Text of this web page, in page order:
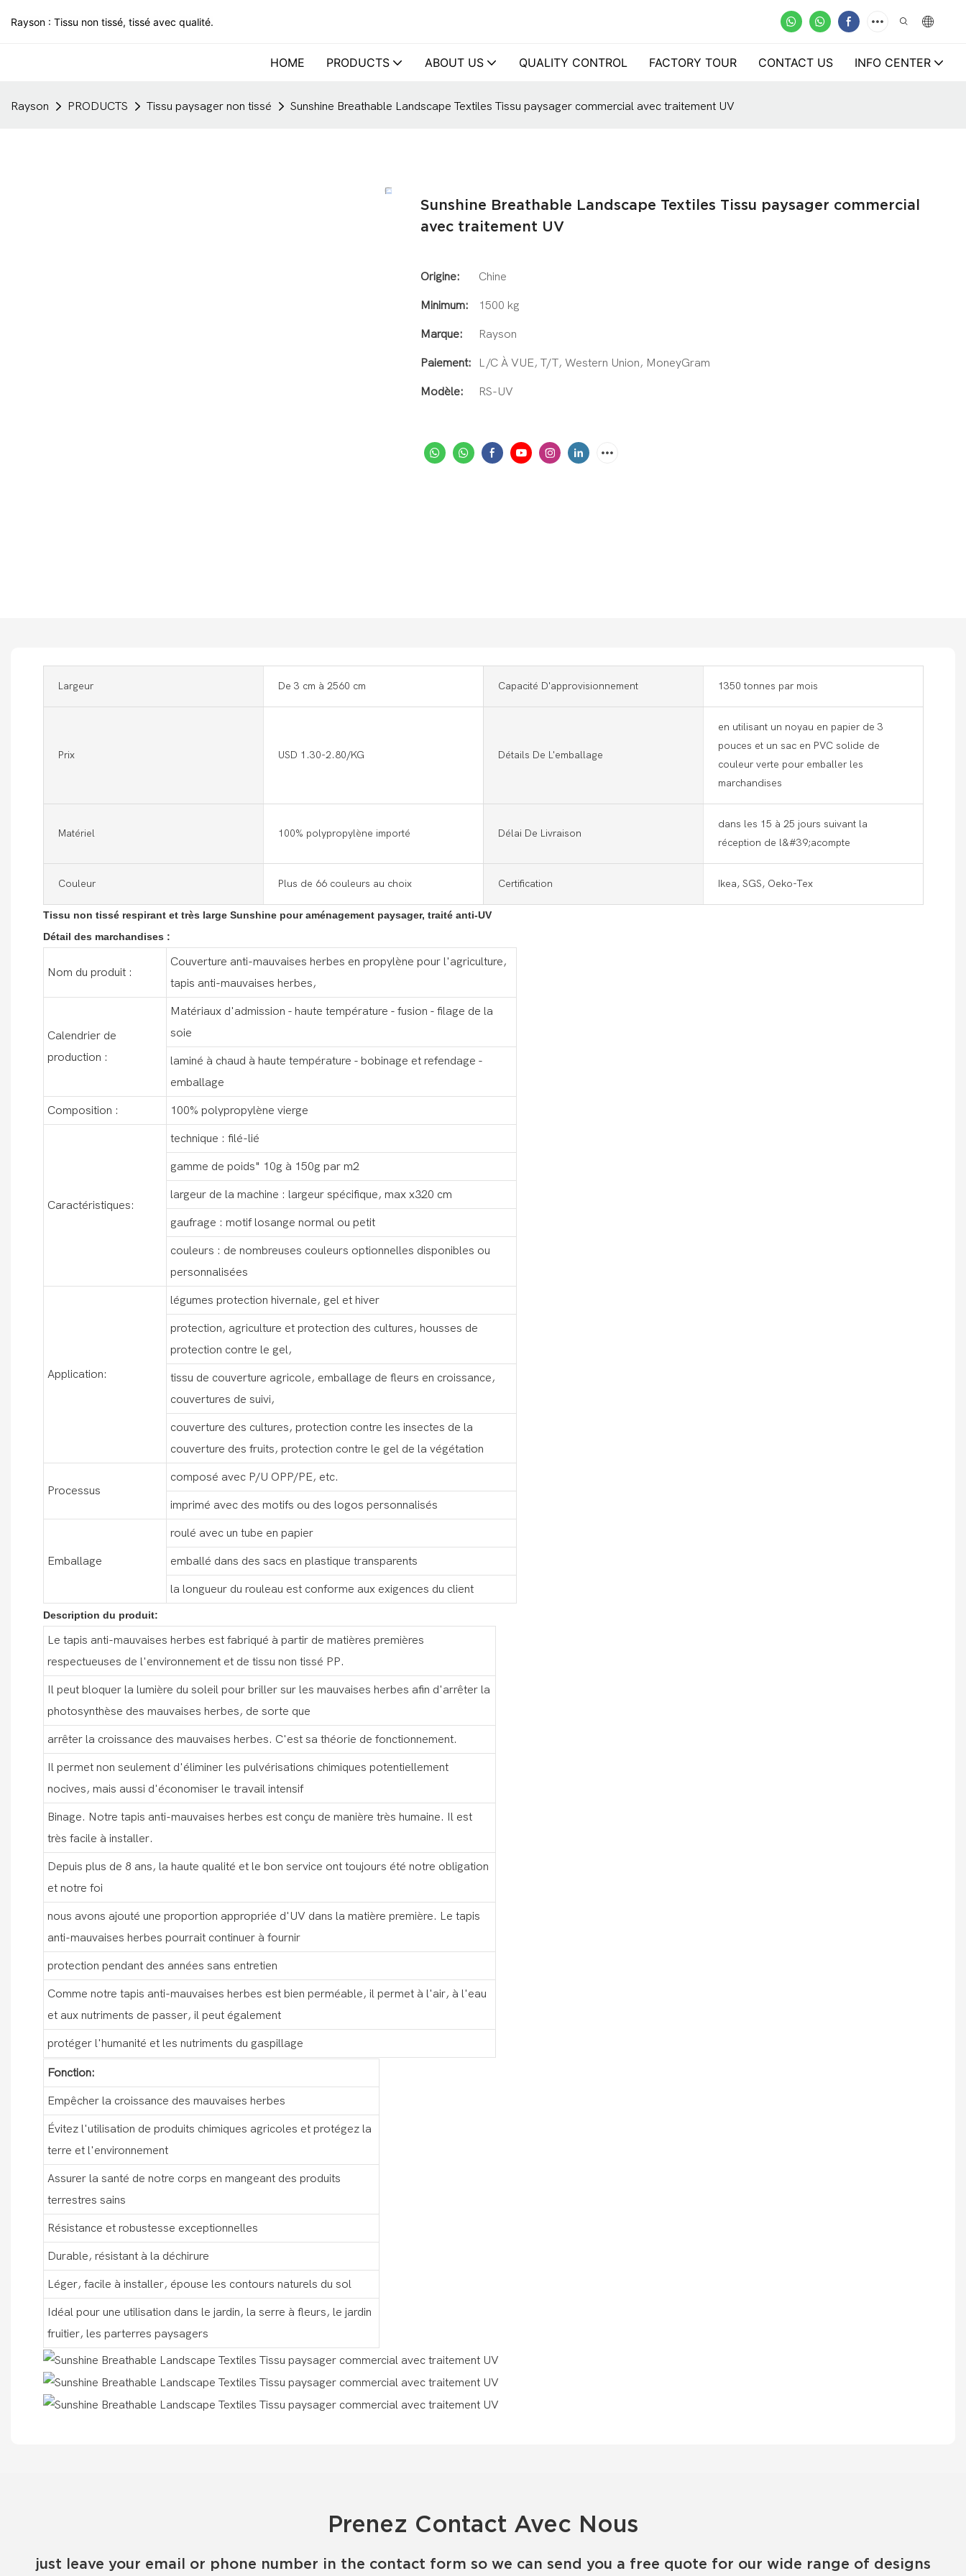
Rayson : Tissu non tissé, tissé avec qualité.
HOME PRODUCTS ABOUT US QUALITY CONTROL FACTORY TOUR CONTACT US INFO CENTER
Rayson PRODUCTS Tissu paysager non tissé Sunshine Breathable Landscape Textiles Tissu paysager commercial avec traitement UV
Sunshine Breathable Landscape Textiles Tissu paysager commercial
avec traitement UV
Origine: Chine
Minimum: 1500 kg
Marque: Rayson
Paiement: L/C À VUE, T/T, Western Union, MoneyGram
Modèle: RS-UV
Largeur De 3 cm à 2560 cm Capacité D'approvisionnement 1350 tonnes par mois
Prix USD 1.30-2.80/KG Détails De L'emballage
en utilisant un noyau en papier de 3
pouces et un sac en PVC solide de
couleur verte pour emballer les
marchandises
Matériel 100% polypropylène importé Délai De Livraison
dans les 15 à 25 jours suivant la
réception de l&#39;acompte
Couleur Plus de 66 couleurs au choix Certification Ikea, SGS, Oeko-Tex
Tissu non tissé respirant et très large Sunshine pour aménagement paysager, traité anti-UV
Détail des marchandises :
Nom du produit :
Couverture anti-mauvaises herbes en propylène pour l'agriculture,
tapis anti-mauvaises herbes,
Calendrier de
production :
Matériaux d'admission - haute température - fusion - filage de la
soie
laminé à chaud à haute température - bobinage et refendage -
emballage
Composition : 100% polypropylène vierge
Caractéristiques:
technique : filé-lié
gamme de poids" 10g à 150g par m2
largeur de la machine : largeur spécifique, max x320 cm
gaufrage : motif losange normal ou petit
couleurs : de nombreuses couleurs optionnelles disponibles ou
personnalisées
Application:
légumes protection hivernale, gel et hiver
protection, agriculture et protection des cultures, housses de
protection contre le gel,
tissu de couverture agricole, emballage de fleurs en croissance,
couvertures de suivi,
couverture des cultures, protection contre les insectes de la
couverture des fruits, protection contre le gel de la végétation
Processus
composé avec P/U OPP/PE, etc.
imprimé avec des motifs ou des logos personnalisés
Emballage
roulé avec un tube en papier
emballé dans des sacs en plastique transparents
la longueur du rouleau est conforme aux exigences du client
Description du produit:
Le tapis anti-mauvaises herbes est fabriqué à partir de matières premières
respectueuses de l'environnement et de tissu non tissé PP.
Il peut bloquer la lumière du soleil pour briller sur les mauvaises herbes afin d'arrêter la
photosynthèse des mauvaises herbes, de sorte que
arrêter la croissance des mauvaises herbes. C'est sa théorie de fonctionnement.
Il permet non seulement d'éliminer les pulvérisations chimiques potentiellement
nocives, mais aussi d'économiser le travail intensif
Binage. Notre tapis anti-mauvaises herbes est conçu de manière très humaine. Il est
très facile à installer.
Depuis plus de 8 ans, la haute qualité et le bon service ont toujours été notre obligation
et notre foi
nous avons ajouté une proportion appropriée d'UV dans la matière première. Le tapis
anti-mauvaises herbes pourrait continuer à fournir
protection pendant des années sans entretien
Comme notre tapis anti-mauvaises herbes est bien perméable, il permet à l'air, à l'eau
et aux nutriments de passer, il peut également
protéger l'humanité et les nutriments du gaspillage
Fonction:
Empêcher la croissance des mauvaises herbes
Évitez l'utilisation de produits chimiques agricoles et protégez la
terre et l'environnement
Assurer la santé de notre corps en mangeant des produits
terrestres sains
Résistance et robustesse exceptionnelles
Durable, résistant à la déchirure
Léger, facile à installer, épouse les contours naturels du sol
Idéal pour une utilisation dans le jardin, la serre à fleurs, le jardin
fruitier, les parterres paysagers
Prenez Contact Avec Nous
just leave your email or phone number in the contact form so we can send you a free quote for our wide range of designs